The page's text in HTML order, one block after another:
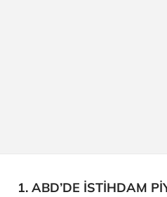
1. ABD’DE İSTİHDAM